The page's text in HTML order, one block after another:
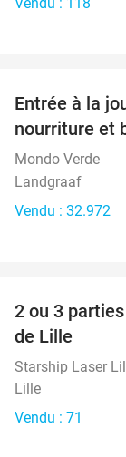
Entrée à la
nourriture et
Mondo Verde
Landgraaf
Vendu : 32.972
2 ou 3
de Lille
Starship Laser
Lille
Vendu : 71